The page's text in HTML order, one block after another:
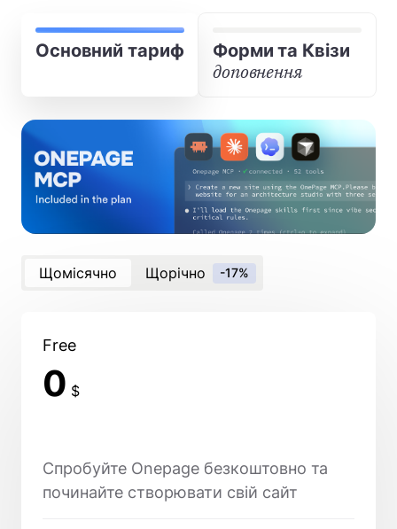
Основний тариф Форми та Квізи
доповнення
Щомісячно Щорічно -17%
Free
0 $
Спробуйте Onepage безкоштовно та
починайте створювати свій сайт